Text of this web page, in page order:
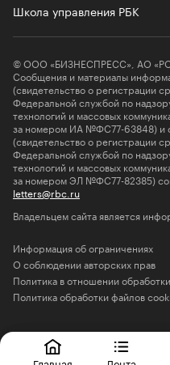
Школа управления РБК
© ООО «БИЗНЕСПРЕСС», АО
Сообщения и материалы
(свидетельство о регистрации
Федеральной службой по
технологий и массовых
за номером ИА №ФС77-63848) и
(свидетельство о регистрации
Федеральной службой по
технологий и массовых
за номером ЭЛ №ФС77-82385)
letters@rbc.ru
Владельцем сайта является
Информация об ограничениях
О соблюдении авторских прав
Политика в отношении
Политика обработки файлов